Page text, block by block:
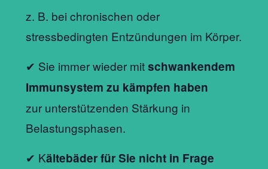
z. B. bei chronischen oder
stressbedingten Entzündungen im Körper.
✔ Sie immer wieder mitschwankendem
Immunsystem zu kämpfen haben
zur unterstützenden Stärkung in
Belastungsphasen.
✔ Kältebäder für Sie nicht in Frage